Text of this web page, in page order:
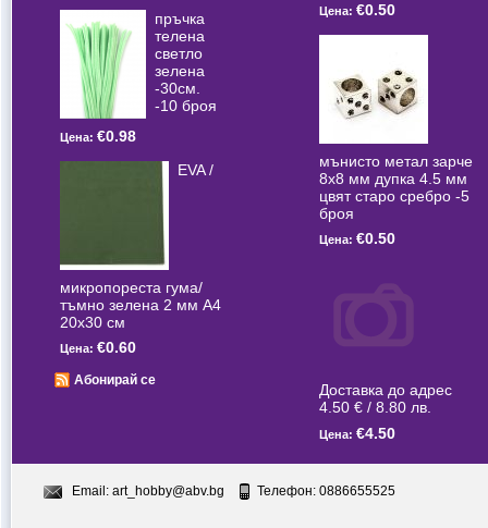
пръчка
телена
светлo
зелена
-30см.
-10 броя
Цена: €0.98
EVA /
микропореста гума/
тъмно зелена 2 мм А4
20x30 см
Цена: €0.60
Абонирай се
Цена: €0.50
мънисто метал зарче
8x8 мм дупка 4.5 мм
цвят старо сребро -5
броя
Цена: €0.50
Доставка до адрес
4.50 € / 8.80 лв.
Цена: €4.50
Email: art_hobby@abv.bg Телефон: 0886655525